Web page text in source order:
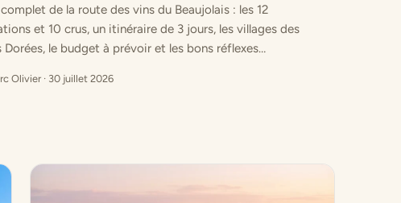
de la route des vins du Beaujolais : les 12
et 10 crus, un itinéraire de 3 jours, les villages des
Dorées, le budget à prévoir et les bons réflexes…
Olivier · 30 juillet 2026